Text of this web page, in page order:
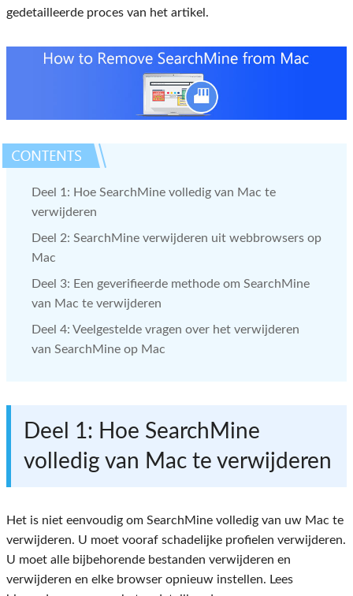
gedetailleerde proces van het artikel.
Deel 1: Hoe SearchMine volledig van Mac te
verwijderen
Deel 2: SearchMine verwijderen uit webbrowsers op
Mac
Deel 3: Een geverifieerde methode om SearchMine
van Mac te verwijderen
Deel 4: Veelgestelde vragen over het verwijderen
van SearchMine op Mac
Deel 1: Hoe SearchMine
volledig van Mac te verwijderen
Het is niet eenvoudig om SearchMine volledig van uw Mac te
verwijderen. U moet vooraf schadelijke profielen verwijderen.
U moet alle bijbehorende bestanden verwijderen en
verwijderen en elke browser opnieuw instellen. Lees